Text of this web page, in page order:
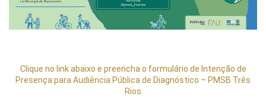
Clique no link abaixo e preencha o formulário de Intenção de
Presença para Audiência Pública de Diagnóstico – PMSB Três
Rios